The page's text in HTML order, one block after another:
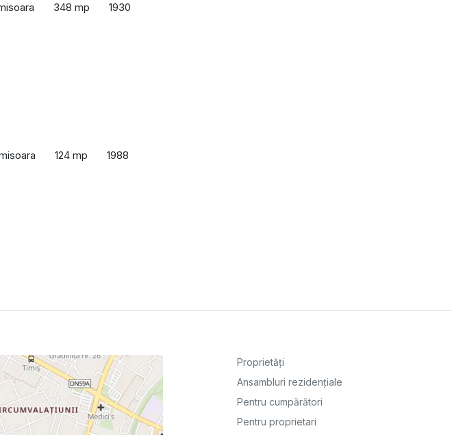
348 mp 1930
124 mp 1988
Proprietăți
Ansambluri rezidențiale
Pentru cumpărători
Pentru proprietari